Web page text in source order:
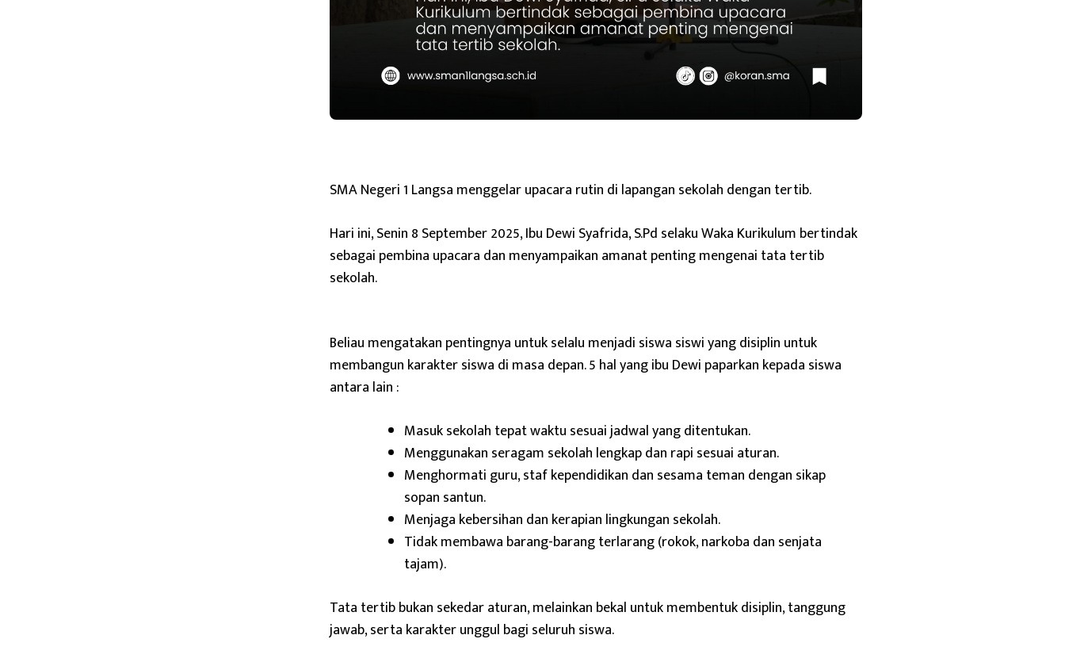
SMA Negeri 1 Langsa menggelar upacara rutin di lapangan sekolah dengan tertib.
Hari ini, Senin 8 September 2025, Ibu Dewi Syafrida, S.Pd selaku Waka Kurikulum bertindak
sebagai pembina upacara dan menyampaikan amanat penting mengenai tata tertib
sekolah.
Beliau mengatakan pentingnya untuk selalu menjadi siswa siswi yang disiplin untuk
membangun karakter siswa di masa depan. 5 hal yang ibu Dewi paparkan kepada siswa
antara lain :
Masuk sekolah tepat waktu sesuai jadwal yang ditentukan.
Menggunakan seragam sekolah lengkap dan rapi sesuai aturan.
Menghormati guru, staf kependidikan dan sesama teman dengan sikap
sopan santun.
Menjaga kebersihan dan kerapian lingkungan sekolah.
Tidak membawa barang-barang terlarang (rokok, narkoba dan senjata
tajam).
Tata tertib bukan sekedar aturan, melainkan bekal untuk membentuk disiplin, tanggung
jawab, serta karakter unggul bagi seluruh siswa.